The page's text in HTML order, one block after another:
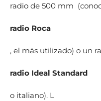
radio de 500 mm
radio Roca
, el más utilizado) o un
radio Ideal Standard
o italiano). L